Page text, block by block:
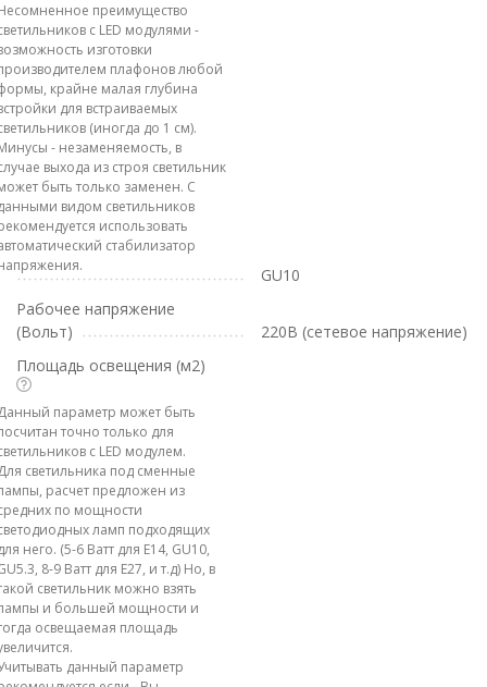
преимущество
с LED модулями -
изготовки
плафонов любой
крайне малая глубина
для встраиваемых
(иногда до 1 см).
- незаменяемость, в
выхода из строя светильник
быть только заменен. С
видом светильников
использовать
стабилизатор
GU10
Рабочее напряжение
(Вольт)
220В (сетевое напряжение)
Площадь освещения (м2)
параметр может быть
точно только для
с LED модулем.
светильника под сменные
расчет предложен из
по мощности
ламп подходящих
него. (5-6 Ватт для E14, GU10,
8-9 Ватт для E27, и т.д) Но, в
светильник можно взять
и большей мощности и
освещаемая площадь
данный параметр